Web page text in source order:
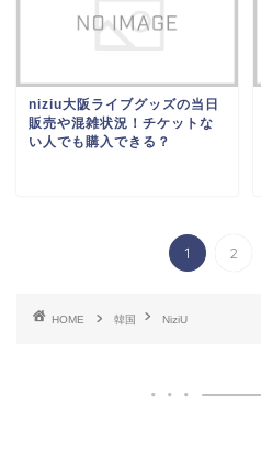
niziu大阪ライブグッズの当日
販売や混雑状況！チケットな
い人でも購入できる？
1 2
HOME 韓国 NiziU